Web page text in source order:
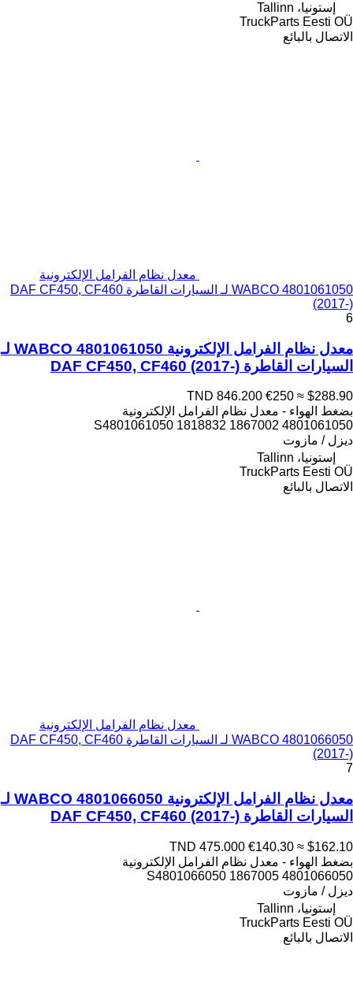
إستونيا، Tallinn
TruckParts Eesti OÜ
الاتصال بالبائع
معدل نظام الفرامل الإلكترونية
WABCO 4801061050 لـ السيارات القاطرة DAF CF450, CF460
(2017-)
6
معدل نظام الفرامل الإلكترونية WABCO 4801061050 لـ
السيارات القاطرة DAF CF450, CF460 (2017-)
TND 846.200 €250 ≈ $288.90
بضغط الهواء - معدل نظام الفرامل الإلكترونية
4801061050 1867002 S4801061050 1818832
ديزل / مازوت
إستونيا، Tallinn
TruckParts Eesti OÜ
الاتصال بالبائع
معدل نظام الفرامل الإلكترونية
WABCO 4801066050 لـ السيارات القاطرة DAF CF450, CF460
(2017-)
7
معدل نظام الفرامل الإلكترونية WABCO 4801066050 لـ
السيارات القاطرة DAF CF450, CF460 (2017-)
TND 475.000 €140.30 ≈ $162.10
بضغط الهواء - معدل نظام الفرامل الإلكترونية
4801066050 1867005 S4801066050
ديزل / مازوت
إستونيا، Tallinn
TruckParts Eesti OÜ
الاتصال بالبائع